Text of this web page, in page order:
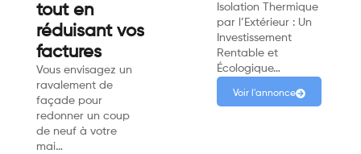
tout en
réduisant vos
factures
Vous envisagez un
ravalement de
façade pour
redonner un coup
de neuf à votre
mai…
Isolation Thermique
par l’Extérieur : Un
Investissement
Rentable et
Écologique…
Voir l'annonce